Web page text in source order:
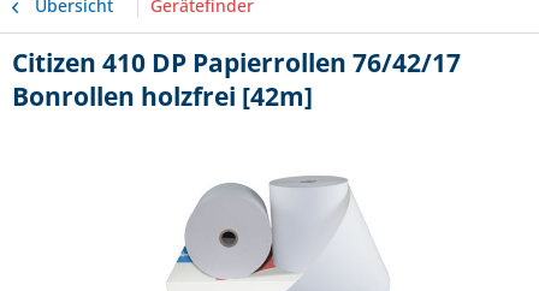
Übersicht Gerätefinder
Citizen 410 DP Papierrollen 76/42/17
Bonrollen holzfrei [42m]